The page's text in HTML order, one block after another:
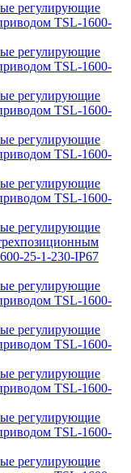
регулирующие
TSL-1600-
регулирующие
TSL-1600-
регулирующие
TSL-1600-
регулирующие
TSL-1600-
регулирующие
TSL-1600-
регулирующие
25-1-230-IP67
регулирующие
TSL-1600-
регулирующие
TSL-1600-
регулирующие
TSL-1600-
регулирующие
TSL-1600-
регулирующие